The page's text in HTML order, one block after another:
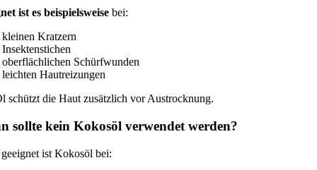
ist es beispielsweisebei:
kleinen Kratzern
Insektenstichen
oberflächlichen Schürfwunden
leichten Hautreizungen
schützt die Haut zusätzlich vor Austrocknung.
sollte kein Kokosöl verwendet werden?
ist Kokosöl bei: